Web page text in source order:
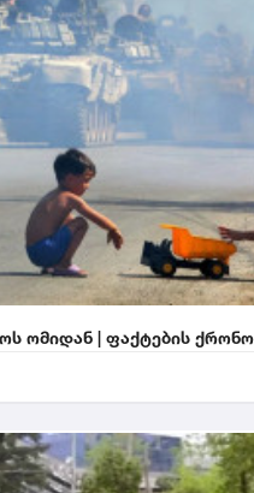
ომიდან | ფაქტების